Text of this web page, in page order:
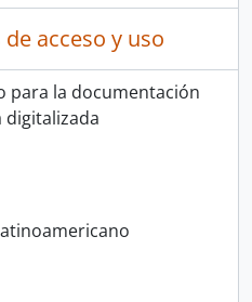
acceso y uso
para la documentación
digitalizada